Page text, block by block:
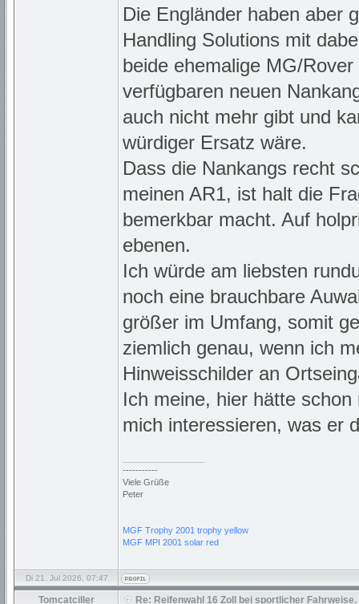
Die Engländer haben aber
Handling Solutions mit
beide ehemalige MG/
verfügbaren neuen
auch nicht mehr gibt und
würdiger Ersatz wäre.
Dass die Nankangs recht
meinen AR1, ist halt die
bemerkbar macht. Auf
ebenen.
Ich würde am liebsten
noch eine brauchbare
größer im Umfang, somit
ziemlich genau, wenn ich
Hinweisschilder an
Ich meine, hier hätte
mich interessieren, was er
-----------
Viele Grüße
Peter
MGF Trophy 2001 trophy yellow
MGF MPI 2001 solar red
Di 21. Jul 2026, 07:47
Tomcatciller Re: Reifenwahl 16 Zoll bei sportlicher Fahrweise.